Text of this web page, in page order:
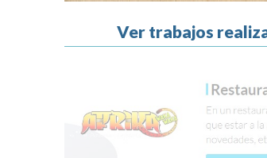
Ver trabajos